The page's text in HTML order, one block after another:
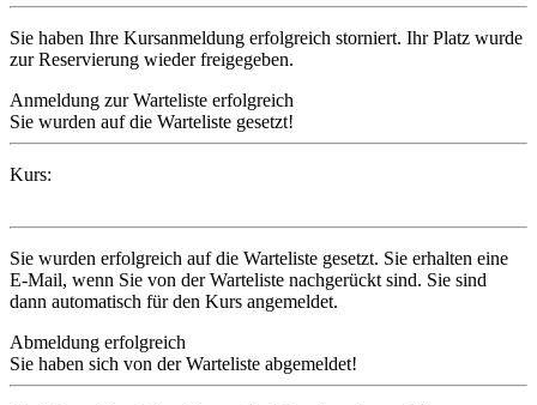
Sie haben Ihre Kursanmeldung erfolgreich storniert. Ihr Platz wurde
zur Reservierung wieder freigegeben.
Anmeldung zur Warteliste erfolgreich
Sie wurden auf die Warteliste gesetzt!
Kurs:
Sie wurden erfolgreich auf die Warteliste gesetzt. Sie erhalten eine
E-Mail, wenn Sie von der Warteliste nachgerückt sind. Sie sind
dann automatisch für den Kurs angemeldet.
Abmeldung erfolgreich
Sie haben sich von der Warteliste abgemeldet!